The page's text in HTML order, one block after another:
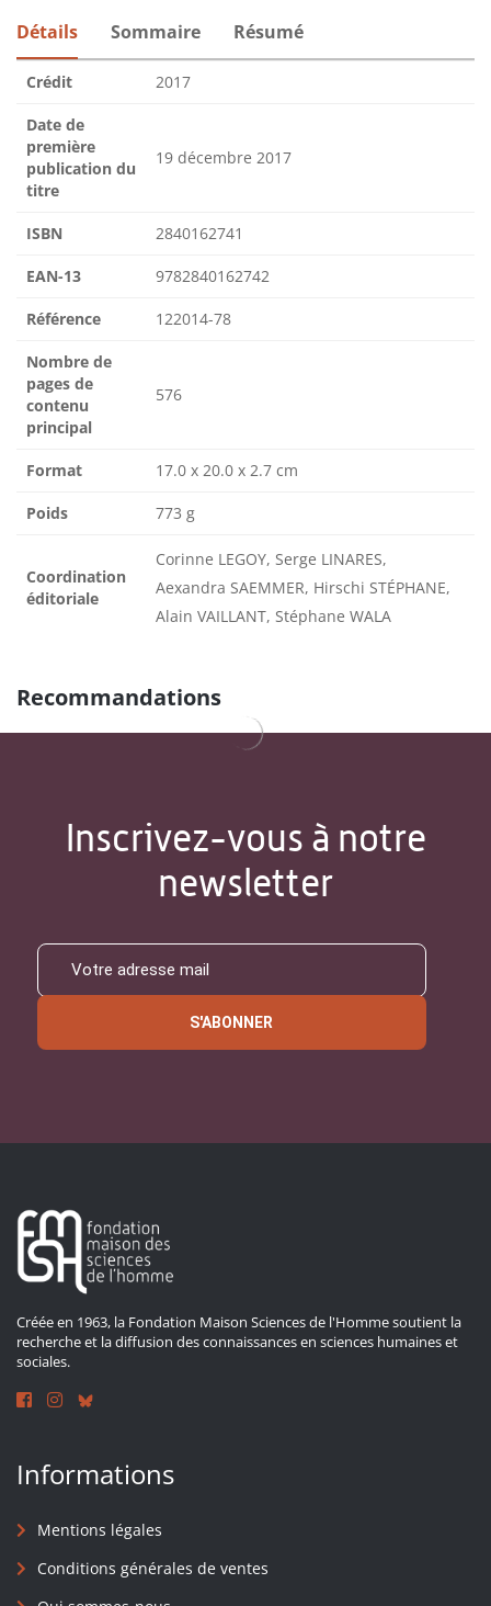
Détails Sommaire Résumé
Crédit 2017
Date de
première
publication du
titre
19 décembre 2017
ISBN 2840162741
EAN-13 9782840162742
Référence 122014-78
Nombre de
pages de
contenu
principal
576
Format 17.0 x 20.0 x 2.7 cm
Poids 773 g
Coordination
éditoriale
Corinne LEGOY, Serge LINARES,
Aexandra SAEMMER, Hirschi STÉPHANE,
Alain VAILLANT, Stéphane WALA
Recommandations
Inscrivez-vous à notre
newsletter
S'ABONNER
Créée en 1963, la Fondation Maison Sciences de l'Homme soutient la
recherche et la diffusion des connaissances en sciences humaines et
sociales.
Informations
Mentions légales
Conditions générales de ventes